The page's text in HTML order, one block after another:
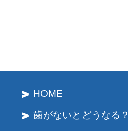
HOME
歯がないとどうなる？